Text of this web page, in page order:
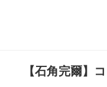
【石角完爾】